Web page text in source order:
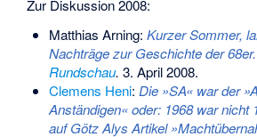
Zur Diskussion 2008:
Matthias Arning: Kurzer Sommer,
Nachträge zur Geschichte der 68er.
Rundschau. 3. April 2008.
Clemens Heni: Die »SA« war der
Anständigen« oder: 1968 war nicht
auf Götz Alys Artikel